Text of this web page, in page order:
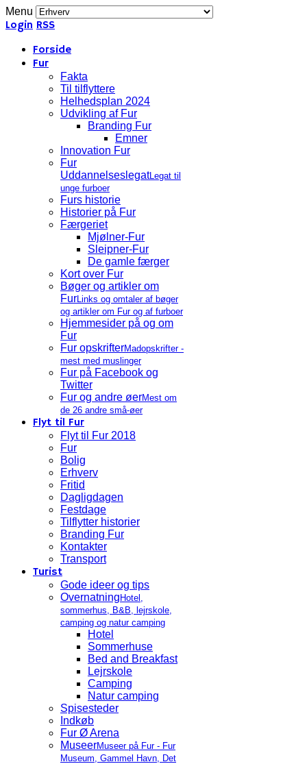
Menu
Login RSS
Forside
Fur
Fakta
Til tilflyttere
Helhedsplan 2024
Udvikling af Fur
Branding Fur
Emner
Innovation Fur
Fur
UddannelseslegatLegat til
unge furboer
Furs historie
Historier på Fur
Færgeriet
Mjølner-Fur
Sleipner-Fur
De gamle færger
Kort over Fur
Bøger og artikler om
FurLinks og omtaler af bøger
og artikler om Fur og af furboer
Hjemmesider på og om
Fur
Fur opskrifterMadopskrifter -
mest med muslinger
Fur på Facebook og
Twitter
Fur og andre øerMest om
de 26 andre små-øer
Flyt til Fur
Flyt til Fur 2018
Fur
Bolig
Erhverv
Fritid
Dagligdagen
Festdage
Tilflytter historier
Branding Fur
Kontakter
Transport
Turist
Gode ideer og tips
Overnatning Hotel,
sommerhus, B&B, lejrskole,
camping og natur camping
Hotel
Sommerhuse
Bed and Breakfast
Lejrskole
Camping
Natur camping
Spisesteder
Indkøb
Fur Ø Arena
MuseerMuseer på Fur - Fur
Museum, Gammel Havn, Det